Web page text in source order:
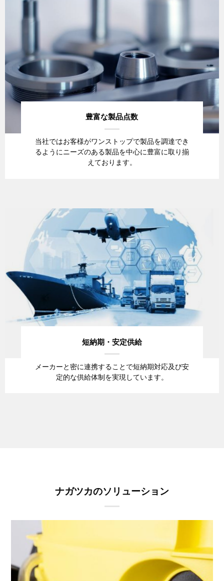
豊富な製品点数
当社ではお客様がワンストップで製品を調達でき
るようにニーズのある製品を中心に豊富に取り揃
えております。
短納期・安定供給
メーカーと密に連携することで短納期対応及び安
定的な供給体制を実現しています。
ナガツカのソリューション